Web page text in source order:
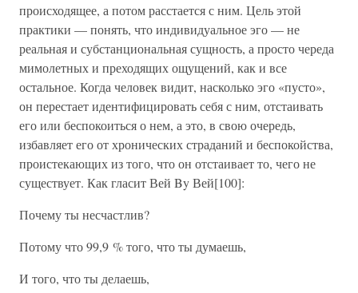
происходящее, а потом расстается с ним. Цель этой
практики — понять, что индивидуальное эго — не
реальная и субстанциональная сущность, а просто череда
мимолетных и преходящих ощущений, как и все
остальное. Когда человек видит, насколько эго «пусто»,
он перестает идентифицировать себя с ним, отстаивать
его или беспокоиться о нем, а это, в свою очередь,
избавляет его от хронических страданий и беспокойства,
проистекающих из того, что он отстаивает то, чего не
существует. Как гласит Вей By Вей[100]:
Почему ты несчастлив?
Потому что 99,9 % того, что ты думаешь,
И того, что ты делаешь,